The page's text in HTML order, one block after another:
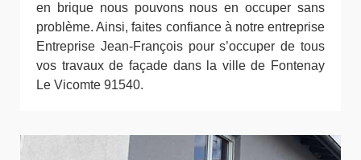
en brique nous pouvons nous en occuper sans
problème. Ainsi, faites confiance à notre entreprise
Entreprise Jean-François pour s’occuper de tous
vos travaux de façade dans la ville de Fontenay
Le Vicomte 91540.